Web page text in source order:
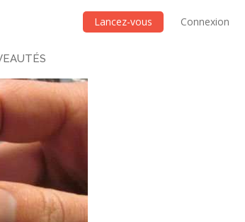
Lancez-vous Connexion